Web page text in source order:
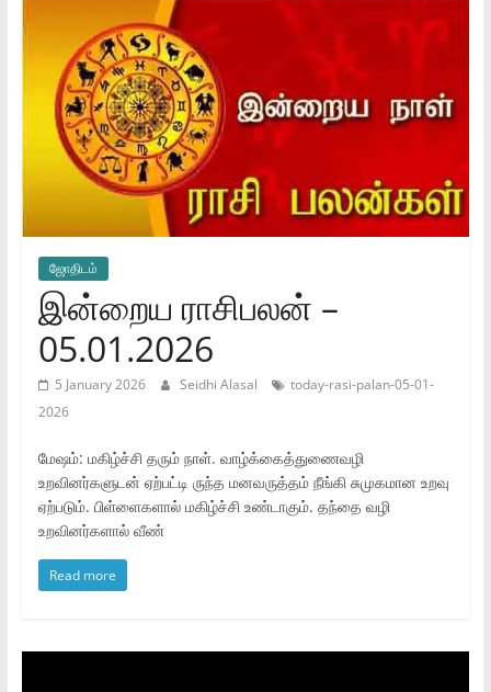
ஜோ‌திட‌ம்
இன்றைய ராசிபலன் –
05.01.2026
5 January 2026 Seidhi Alasal
today-rasi-palan-05-01-
2026
மேஷம்: மகிழ்ச்சி தரும் நாள். வாழ்க்கைத்துணைவழி
உறவினர்களுடன் ஏற்பட்டி ருந்த மனவருத்தம் நீங்கி சுமுகமான உறவு
ஏற்படும். பிள்ளைகளால் மகிழ்ச்சி உண்டாகும். தந்தை வழி
உறவினர்களால் வீண்
Read more